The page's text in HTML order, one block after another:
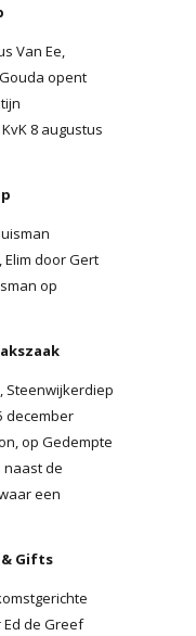
Van Ee,
opent
8 augustus
door Gert
op
Steenwijkerdiep
december
op Gedempte
naast de
een
& Gifts
Ed de Greef